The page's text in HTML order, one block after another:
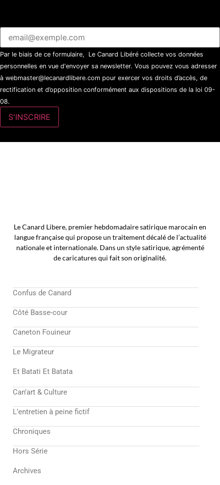
Par le biais de ce formulaire, Le Canard Libéré collecte vos données
personnelles en vue d'envoyer sa newsletter. Vous pouvez vous adresser
à webmaster@lecanardlibere.com pour exercer vos droits d’accès, de
rectification et d’opposition conformément aux dispositions de la loi 09-
08.
Le Canard Libere, premier hebdomadaire satirique marocain en
langue française qui propose un traitement décalé de l’actualité
nationale et internationale. Dans un style satirique, agrémenté
de caricatures qui fait son originalité.
Confus de Canard
Côté Basse-cour
Caneton Fouineur
Le Migrateur
Et Batati Et Batata
Can’art & Culture
L’entretien à peine fictif
Chroniques
Hors Série
Archives